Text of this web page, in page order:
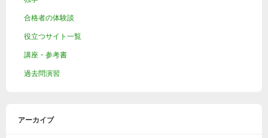
合格者の体験談
役立つサイト一覧
講座・参考書
過去問演習
アーカイブ